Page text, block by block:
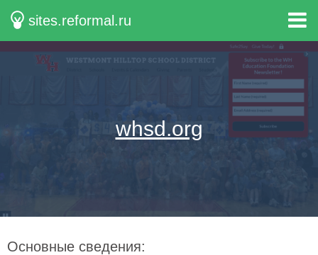
sites.reformal.ru
whsd.org
Основные сведения: